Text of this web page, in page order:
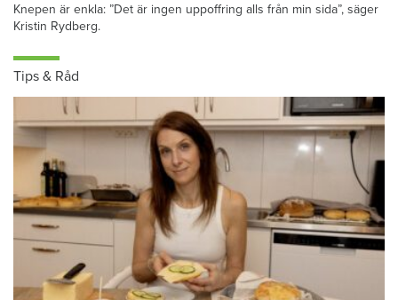
Knepen är enkla: ”Det är ingen uppoffring alls från min sida”, säger
Kristin Rydberg.
Tips & Råd